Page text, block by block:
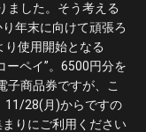
ました。そう考える
年末に向けて頑張ろ
り使用開始となる
ーペイ”。6500円分を
子商品券ですが、こ
11/28(月)からですの
りにご利用ください